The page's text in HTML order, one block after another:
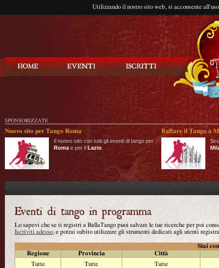
Utilizzando il nostro sito web, si acconsente
SPONSORIZZATE
Nuovo sito per Tango Roma
Il nuovo sito con tutti gli eventi di tango per
Roma e per il Lazio
Ballare il Tango a
Lo sapevi che se ti registri a BallaTango puoi salvare le tue ricerche per poi
Iscriviti adesso, e potrai subito utilizzare gli strumenti dedicati agli utenti
Stai
Regione
Provincia
Città
Tutte
Tutte
Tutte